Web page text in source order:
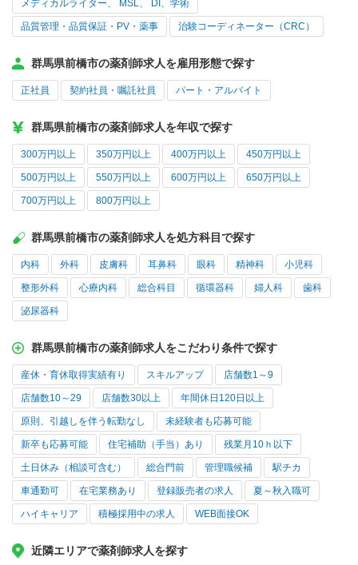
メディカルライター、 MSL、 DI、学術
品質管理・品質保証・PV・薬事 治験コーディネーター（CRC）
群馬県前橋市の薬剤師求人を雇用形態で探す
正社員 契約社員・嘱託社員 パート・アルバイト
群馬県前橋市の薬剤師求人を年収で探す
300万円以上 350万円以上 400万円以上 450万円以上
500万円以上 550万円以上 600万円以上 650万円以上
700万円以上 800万円以上
群馬県前橋市の薬剤師求人を処方科目で探す
内科 外科 皮膚科 耳鼻科 眼科 精神科 小児科
整形外科 心療内科 総合科目 循環器科 婦人科 歯科
泌尿器科
群馬県前橋市の薬剤師求人をこだわり条件で探す
産休・育休取得実績有り スキルアップ 店舗数1～9
店舗数10～29 店舗数30以上 年間休日120日以上
原則、引越しを伴う転勤なし 未経験者も応募可能
新卒も応募可能 住宅補助（手当）あり 残業月10ｈ以下
土日休み（相談可含む） 総合門前 管理職候補 駅チカ
車通勤可 在宅業務あり 登録販売者の求人 夏～秋入職可
ハイキャリア 積極採用中の求人 WEB面接OK
近隣エリアで薬剤師求人を探す